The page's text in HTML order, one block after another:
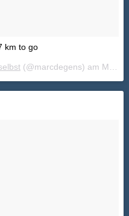
km to go
(@marcdegens) am Mai 22, 2018 um 10:05 PDT